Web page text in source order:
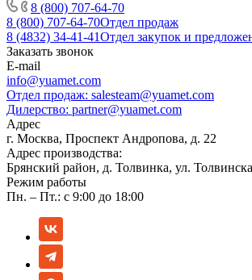
8 (800) 707-64-70
8 (800) 707-64-70Отдел продаж
8 (4832) 34-41-41Отдел закупок и
Заказать звонок
E-mail
info@yuamet.com
Отдел продаж: salesteam@yuamet.com
Дилерство: partner@yuamet.com
Адрес
г. Москва, Проспект Андропова, д. 22
Адрес производства:
Брянский район, д. Толвинка, ул.
Режим работы
Пн. – Пт.: с 9:00 до 18:00